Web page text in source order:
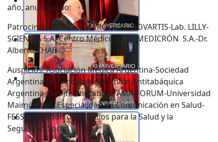
año, anunciando:
Patrocinadores: Lab. MERCK-Lab. NOVARTIS-Lab. LILLY-
SCIENCIA S.A.-Centro Médico VIDT- MEDICRÓN S.A.-Dr.
Alberto CHAB
Auspicios: Asociación Médica Argentina-Sociedad
Argentina de Cancerología-Unión Antitabáquica
Argentina-Comité Antitabaco AMA-FORUM-Universidad
Maimónides Especialidad de Comunicación en Salud-
FESS Fundación de Estudios para la Salud y la
Seguridad Social